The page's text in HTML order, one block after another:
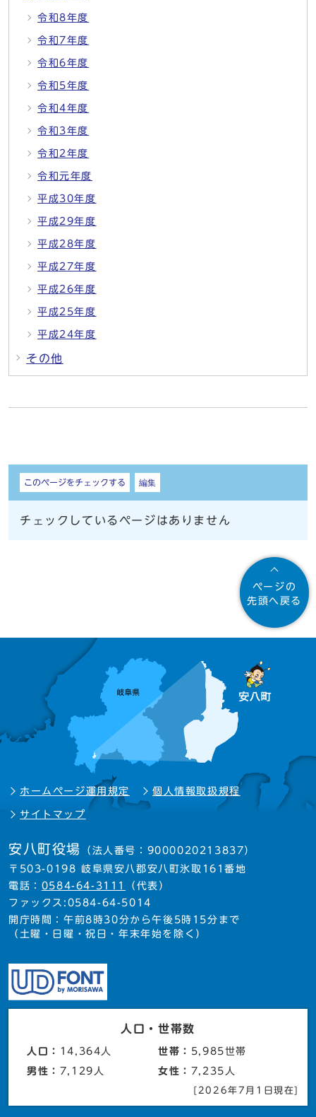
令和8年度
令和7年度
令和6年度
令和5年度
令和4年度
令和3年度
令和2年度
令和元年度
平成30年度
平成29年度
平成28年度
平成27年度
平成26年度
平成25年度
平成24年度
その他
しおり
このページをチェックする 編集
チェックしているページはありません
ページの
先頭へ戻る
ホームページ運用規定 個人情報取扱規程
サイトマップ
安八町役場 （法人番号：9000020213837）
〒503-0198 岐阜県安八郡安八町氷取161番地
電話： 0584-64-3111
（代表）
ファックス:0584-64-5014
開庁時間：午前8時30分から午後5時15分まで
（土曜・日曜・祝日・年末年始を除く）
人口・世帯数
人口： 14,364人 世帯： 5,985世帯
男性： 7,129人 女性： 7,235人
[2026年7月1日現在]